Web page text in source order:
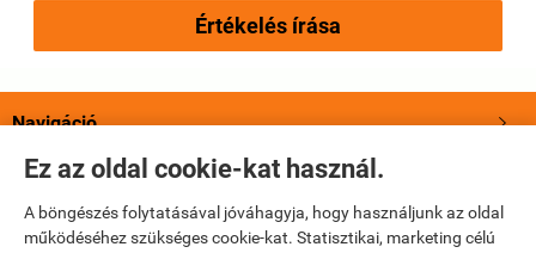
Ez az oldal cookie-kat használ.
A böngészés folytatásával jóváhagyja, hogy használjunk az oldal
működéséhez szükséges cookie-kat. Statisztikai, marketing célú
Értékelés írása
Navigáció 
Saját fiók
Bemutatkozás